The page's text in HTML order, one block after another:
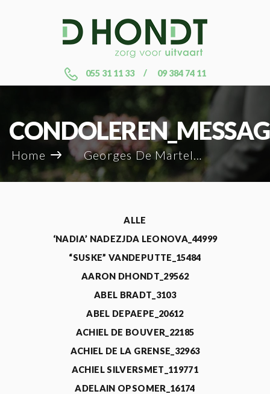
055 31 11 33 09 384 74 11
Home Georges De Martelaere_21988
ALLE
‘NADIA’ NADEZJDA LEONOVA_44999
“SUSKE” VANDEPUTTE_15484
AARON DHONDT_29562
ABEL BRADT_3103
ABEL DEPAEPE_20612
ACHIEL DE BOUVER_22185
ACHIEL DE LA GRENSE_32963
ACHIEL SILVERSMET_119771
ADELAIN OPSOMER_16174